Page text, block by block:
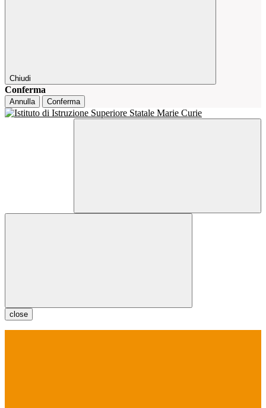
Chiudi
Conferma
Annulla Conferma
close